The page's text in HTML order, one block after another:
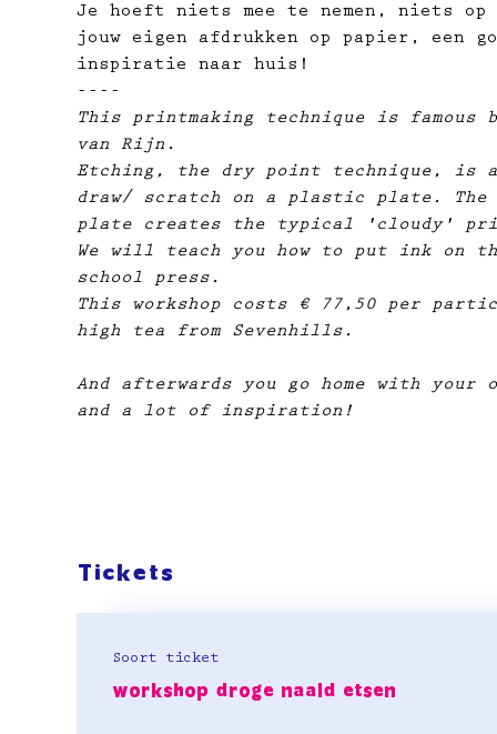
Je hoeft niets mee te nemen, niets
jouw eigen afdrukken op papier,​ een
inspiratie naar huis!
----
This printmaking technique is famous
van Rijn.
Etching, the dry point technique, is
draw/ scratch on a plastic plate.
plate creates the typical 'cloudy'
We will teach you how to put ink on
school press.
This workshop costs € 77,50 per
high tea from Sevenhills.
And afterwards you go home with
and a lot of inspiration!
Tickets
Soort ticket
workshop droge naald etsen